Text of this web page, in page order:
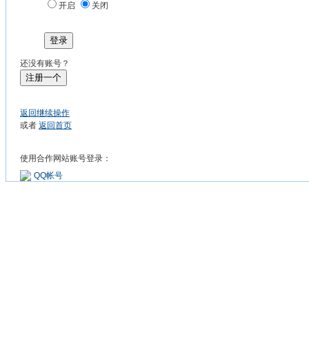
开启
关闭
登录
还没有账号？
注册一个
返回继续操作
或者 返回首页
使用合作网站账号登录：
QQ帐号